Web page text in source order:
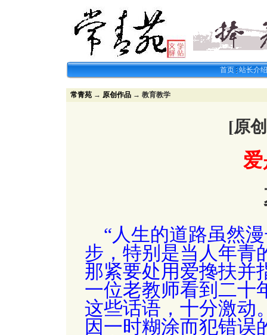
首页 站长介绍
常青苑→ 原创作品 → 教育教学
[原
爱
“人生的道路虽然
步，特别是当人年青
那紧要处用爱搀扶
一位老教师看到二十
这些话语，十分激动
因一时糊涂而犯错误